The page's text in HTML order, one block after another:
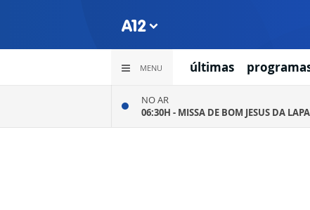
MENU últimas
NO AR
06:30H - MISSA DE BOM JESUS DA LAPA